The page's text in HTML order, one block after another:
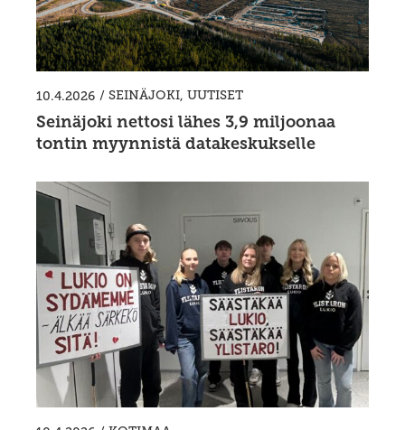
10.4.2026 / SEINÄJOKI, UUTISET
Seinäjoki nettosi lähes 3,9 miljoonaa
tontin myynnistä datakeskukselle